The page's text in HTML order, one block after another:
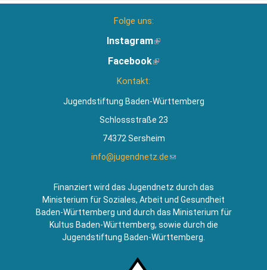
Folge uns:
Instagram(Link
extern)
Facebook(Link
Kontakt:
Jugendstiftung Baden-Württemberg
Schlossstraße 23
74372 Sersheim
info@jugendnetz.de(Link
Mail)
Finanziert wird das Jugendnetz durch das
Ministerium für Soziales, Arbeit und Gesundheit
Baden-Württemberg und durch das Ministerium für
Kultus Baden-Württemberg, sowie durch die
Jugendstiftung Baden-Württemberg.